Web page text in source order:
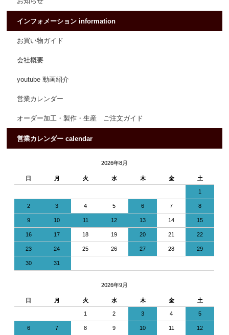
インフォメーション information
お買い物ガイド
会社概要
youtube 動画紹介
営業カレンダー
オーダー加工・製作・生産 ご注文ガイド
営業カレンダー calendar
2026年8月
日 月 火 水 木 金 土
1
2 3 4 5 6 7 8
9 10 11 12 13 14 15
16 17 18 19 20 21 22
23 24 25 26 27 28 29
30 31
2026年9月
日 月 火 水 木 金 土
1 2 3 4 5
6 7 8 9 10 11 12